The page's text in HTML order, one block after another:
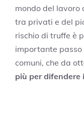
mondo del lavoro
tra privati e del
rischio di truffe è
importante
comuni, che da
più per difendere